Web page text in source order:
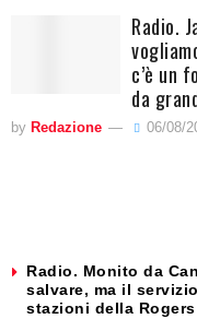
Radio.
c’è un
da
by Redazione 06/08/
Radio. Monito da
salvare, ma il
stazioni della